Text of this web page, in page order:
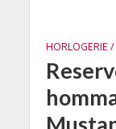
HORLOGERIE